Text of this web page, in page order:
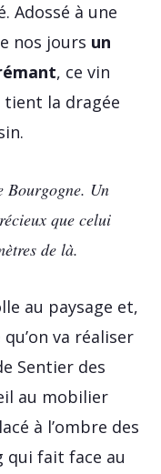
Adossé à une
nos jours un
, ce vin
la dragée
Bourgogne. Un
que celui
de là.
au paysage et,
va réaliser
Sentier des
au mobilier
à l’ombre des
qui fait face au